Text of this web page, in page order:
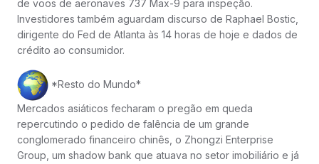
de voos de aeronaves 737 Max-9 para inspeção.
Investidores também aguardam discurso de Raphael Bostic,
dirigente do Fed de Atlanta às 14 horas de hoje e dados de
crédito ao consumidor.
*Resto do Mundo*
Mercados asiáticos fecharam o pregão em queda
repercutindo o pedido de falência de um grande
conglomerado financeiro chinês, o Zhongzi Enterprise
Group, um shadow bank que atuava no setor imobiliário e já